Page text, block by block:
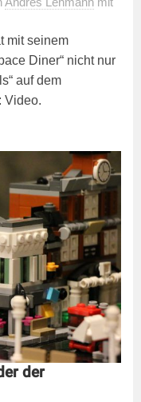
mit seinem
Diner“ nicht nur
auf dem
Video.
der